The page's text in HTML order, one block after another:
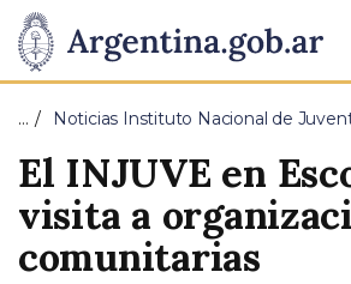
Presidencia
de
la
Nación
Pasar al contenido principal
… Noticias Instituto Nacional de
El INJUVE en
visita a
comunitarias